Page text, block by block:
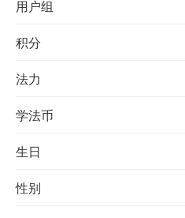
用户组
积分
法力
学法币
生日
性别